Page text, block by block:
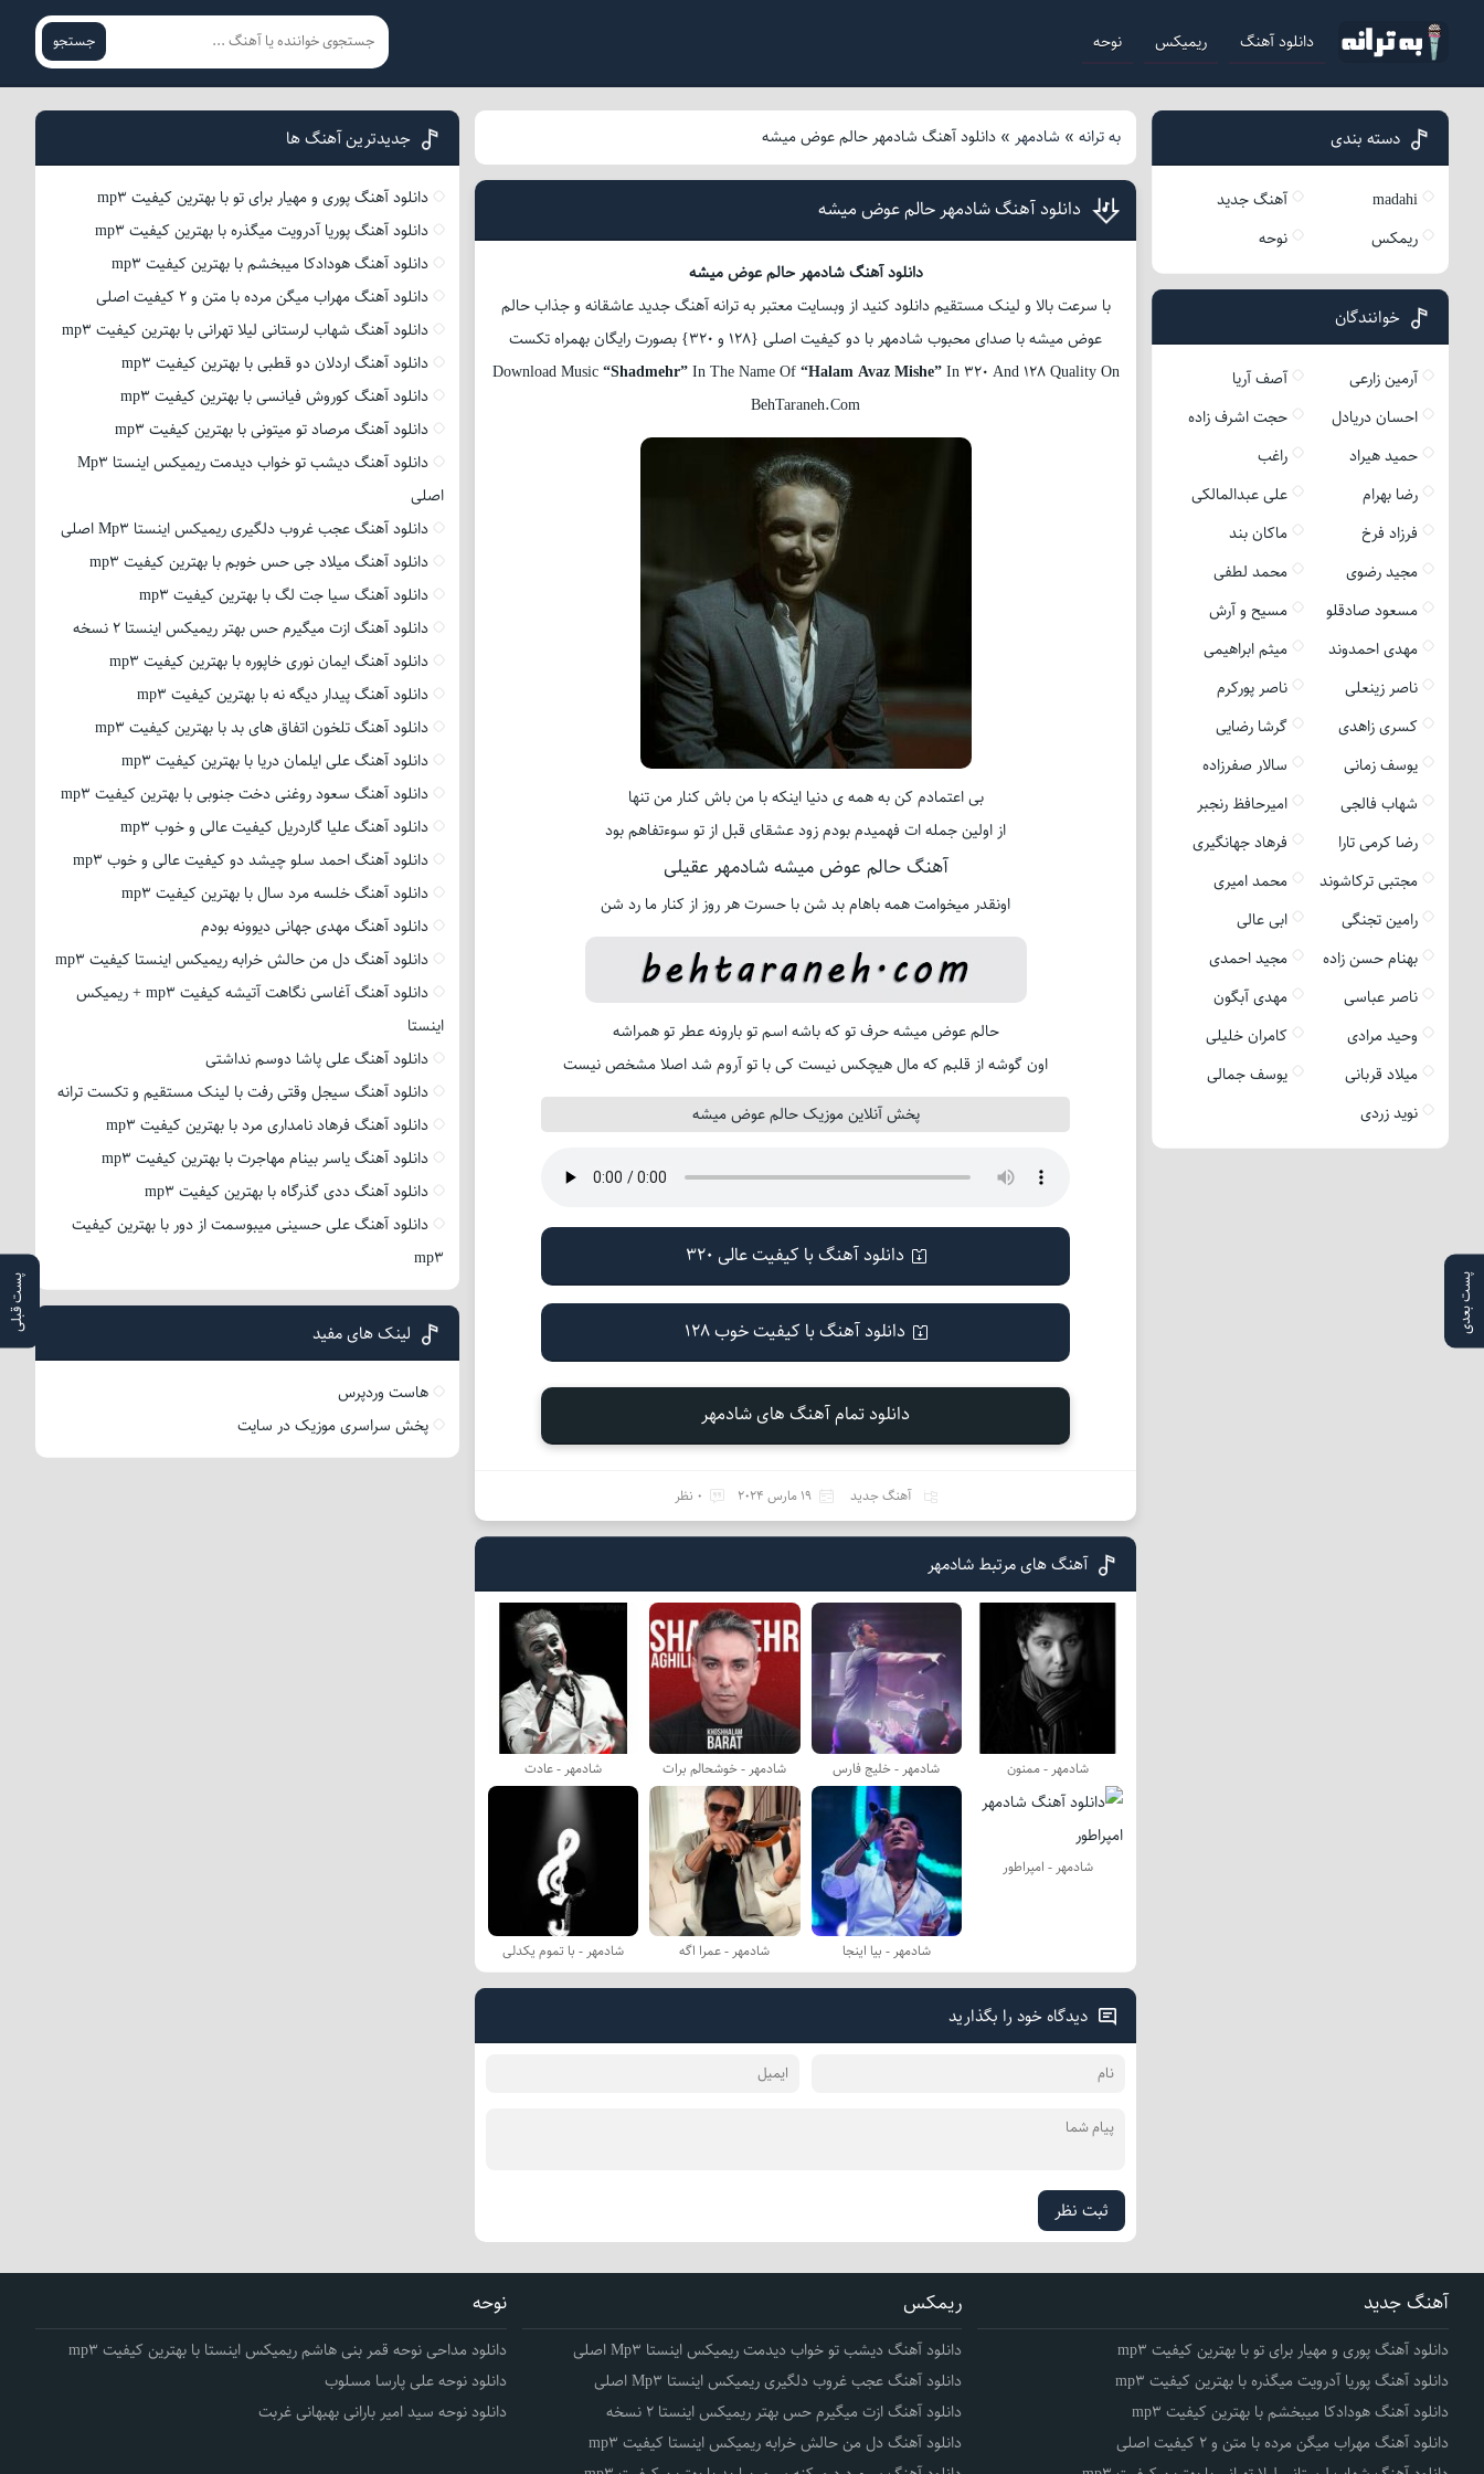
دانلود آهنگ ریمیکس نوحه جستجو
به ترانه» شادمهر» دانلود آهنگ شادمهر حالم عوض میشه
پست بعدی پست قبلی
دانلود آهنگ شادمهر حالم عوض میشه
دانلود آهنگ شادمهر حالم عوض میشه
با سرعت بالا و لینک مستقیم دانلود کنید از وبسایت معتبر به ترانه آهنگ جدید عاشقانه و جذاب حالم
عوض میشه با صدای محبوب شادمهر با دو کیفیت اصلی {128 و 320} بصورت رایگان بهمراه تکست
Download Music“Shadmehr”In The Name Of“Halam Avaz Mishe”In 320 And 128 Quality On
BehTaraneh.Com
بی اعتمادم کن به همه ی دنیا اینکه با من باش کنار من تنها
از اولین جمله ات فهمیدم بودم زود عشقای قبل از تو سوءتفاهم بود
آهنگ حالم عوض میشه شادمهر عقیلی
اونقدر میخوامت همه باهام بد شن با حسرت هر روز از کنار ما رد شن
حالم عوض میشه حرف تو که باشه اسم تو بارونه عطر تو همراشه
اون گوشه از قلبم که مال هیچکس نیست کی با تو آروم شد اصلا مشخص نیست
پخش آنلاین موزیک حالم عوض میشه
دانلود آهنگ با کیفیت عالی 320
دانلود آهنگ با کیفیت خوب 128
دانلود تمام آهنگ های شادمهر
آهنگ جدید 19 مارس 2024 0 نظر
آهنگ های مرتبط شادمهر
شادمهر - ممنون شادمهر - خلیج فارس شادمهر - خوشحالم برات شادمهر - عادت
شادمهر - امپراطور
شادمهر - بیا اینجا شادمهر - عمرا اگه شادمهر - با تموم یكدلی
دیدگاه خود را بگذارید
ثبت نظر
دسته بندی
madahi
آهنگ جدید
ریمکس
نوحه
خوانندگان
آرمین زارعی
آصف آریا
احسان دریادل
حجت اشرف زاده
حمید هیراد
راغب
رضا بهرام
علی عبدالمالکی
فرزاد فرخ
ماکان بند
مجید رضوی
محمد لطفی
مسعود صادقلو
مسیح و آرش
مهدی احمدوند
میثم ابراهیمی
ناصر زینعلی
ناصر پورکرم
کسری زاهدی
گرشا رضایی
یوسف زمانی
سالار صفرزاده
شهاب فالجی
امیرحافظ رنجبر
رضا کرمی تارا
فرهاد جهانگیری
مجتبی ترکاشوند
محمد امیری
رامین تجنگی
ابی عالی
بهنام حسن زاده
مجید احمدی
ناصر عباسی
مهدی آبگون
وحید مرادی
کامران خلیلی
میلاد قربانی
یوسف جمالی
نوید زردی
جدیدترین آهنگ ها
دانلود آهنگ پوری و مهیار برای تو با بهترین کیفیت mp3
دانلود آهنگ پوریا آدرویت میگذره با بهترین کیفیت mp3
دانلود آهنگ هودادکا میبخشم با بهترین کیفیت mp3
دانلود آهنگ مهراب میگن مرده با متن و 2 کیفیت اصلی
دانلود آهنگ شهاب لرستانی لیلا تهرانی با بهترین کیفیت mp3
دانلود آهنگ اردلان دو قطبی با بهترین کیفیت mp3
دانلود آهنگ کوروش فیانسی با بهترین کیفیت mp3
دانلود آهنگ مرصاد تو میتونی با بهترین کیفیت mp3
دانلود آهنگ دیشب تو خواب دیدمت ریمیکس اینستا Mp3
اصلی
دانلود آهنگ عجب غروب دلگیری ریمیکس اینستا Mp3 اصلی
دانلود آهنگ میلاد جی حس خوبم با بهترین کیفیت mp3
دانلود آهنگ سیا جت لگ با بهترین کیفیت mp3
دانلود آهنگ ازت میگیرم حس بهتر ریمیکس اینستا 2 نسخه
دانلود آهنگ ایمان نوری خاپوره با بهترین کیفیت mp3
دانلود آهنگ پیدار دیگه نه با بهترین کیفیت mp3
دانلود آهنگ تلخون اتفاق های بد با بهترین کیفیت mp3
دانلود آهنگ علی ایلمان دریا با بهترین کیفیت mp3
دانلود آهنگ سعود روغنی دخت جنوبی با بهترین کیفیت mp3
دانلود آهنگ علیا گاردریل کیفیت عالی و خوب mp3
دانلود آهنگ احمد سلو چیشد دو کیفیت عالی و خوب mp3
دانلود آهنگ خلسه مرد سال با بهترین کیفیت mp3
دانلود آهنگ مهدی جهانی دیوونه بودم
دانلود آهنگ دل من حالش خرابه ریمیکس اینستا کیفیت mp3
دانلود آهنگ آغاسی نگاهت آتیشه کیفیت mp3 + ریمیکس
اینستا
دانلود آهنگ علی پاشا دوسم نداشتی
دانلود آهنگ سیجل وقتی رفت با لینک مستقیم و تکست ترانه
دانلود آهنگ فرهاد نامداری مرد با بهترین کیفیت mp3
دانلود آهنگ یاسر بینام مهاجرت با بهترین کیفیت mp3
دانلود آهنگ ددی گذرگاه با بهترین کیفیت mp3
دانلود آهنگ علی حسینی میبوسمت از دور با بهترین کیفیت
mp3
لینک های مفید
هاست وردپرس
پخش سراسری موزیک در سایت
آهنگ جدید
دانلود آهنگ پوری و مهیار برای تو با بهترین کیفیت mp3
دانلود آهنگ پوریا آدرویت میگذره با بهترین کیفیت mp3
دانلود آهنگ هودادکا میبخشم با بهترین کیفیت mp3
دانلود آهنگ مهراب میگن مرده با متن و 2 کیفیت اصلی
ریمکس
دانلود آهنگ دیشب تو خواب دیدمت ریمیکس اینستا Mp3 اصلی
دانلود آهنگ عجب غروب دلگیری ریمیکس اینستا Mp3 اصلی
دانلود آهنگ ازت میگیرم حس بهتر ریمیکس اینستا 2 نسخه
دانلود آهنگ دل من حالش خرابه ریمیکس اینستا کیفیت mp3
نوحه
دانلود مداحی نوحه قمر بنی هاشم ریمیکس اینستا با بهترین کیفیت mp3
دانلود نوحه علی پارسا مسلوب
دانلود نوحه سید امیر بارانی بهبهانی غربت